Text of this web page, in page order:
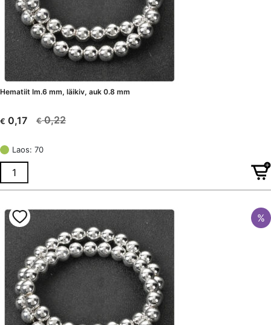
Hematiit lm.6 mm, läikiv, auk 0.8 mm
€0,22
Algne
oli:
€ 0,22.
€ 0,17
Current
is:
€ 0,17.
Laos: 70
%